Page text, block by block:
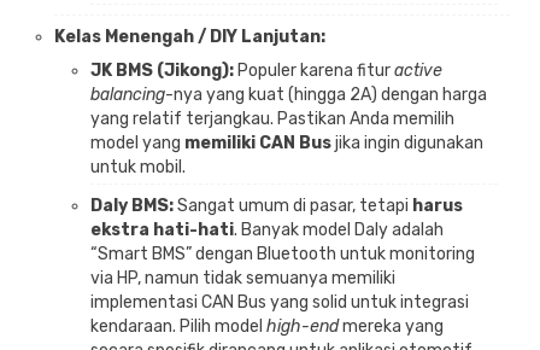
Kelas Menengah / DIY Lanjutan:
JK BMS (Jikong): Populer karena fituractive
balancing-nya yang kuat (hingga 2A) dengan harga
yang relatif terjangkau. Pastikan Anda memilih
model yang memiliki CAN Busjika ingin digunakan
untuk mobil.
Daly BMS:Sangat umum di pasar, tetapi harus
ekstra hati-hati. Banyak model Daly adalah
“Smart BMS” dengan Bluetooth untuk monitoring
via HP, namun tidak semuanya memiliki
implementasi CAN Bus yang solid untuk integrasi
kendaraan. Pilih model high-endmereka yang